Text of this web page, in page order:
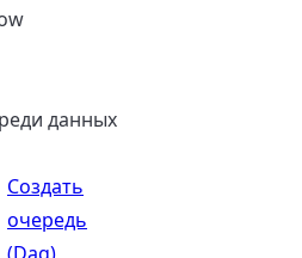
данных
Создать
очередь